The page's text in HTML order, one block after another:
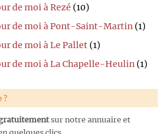
de moi à Rezé (10)
de moi à Pont-Saint-Martin (1)
de moi à Le Pallet (1)
de moi à La Chapelle-Heulin (1)
?
sur notre annuaire et